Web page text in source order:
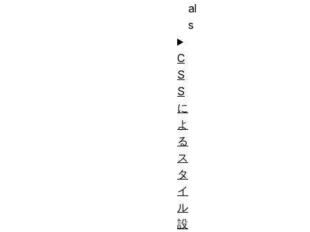
al
s
C
S
S
に
よ
る
ス
タ
イ
ル
設